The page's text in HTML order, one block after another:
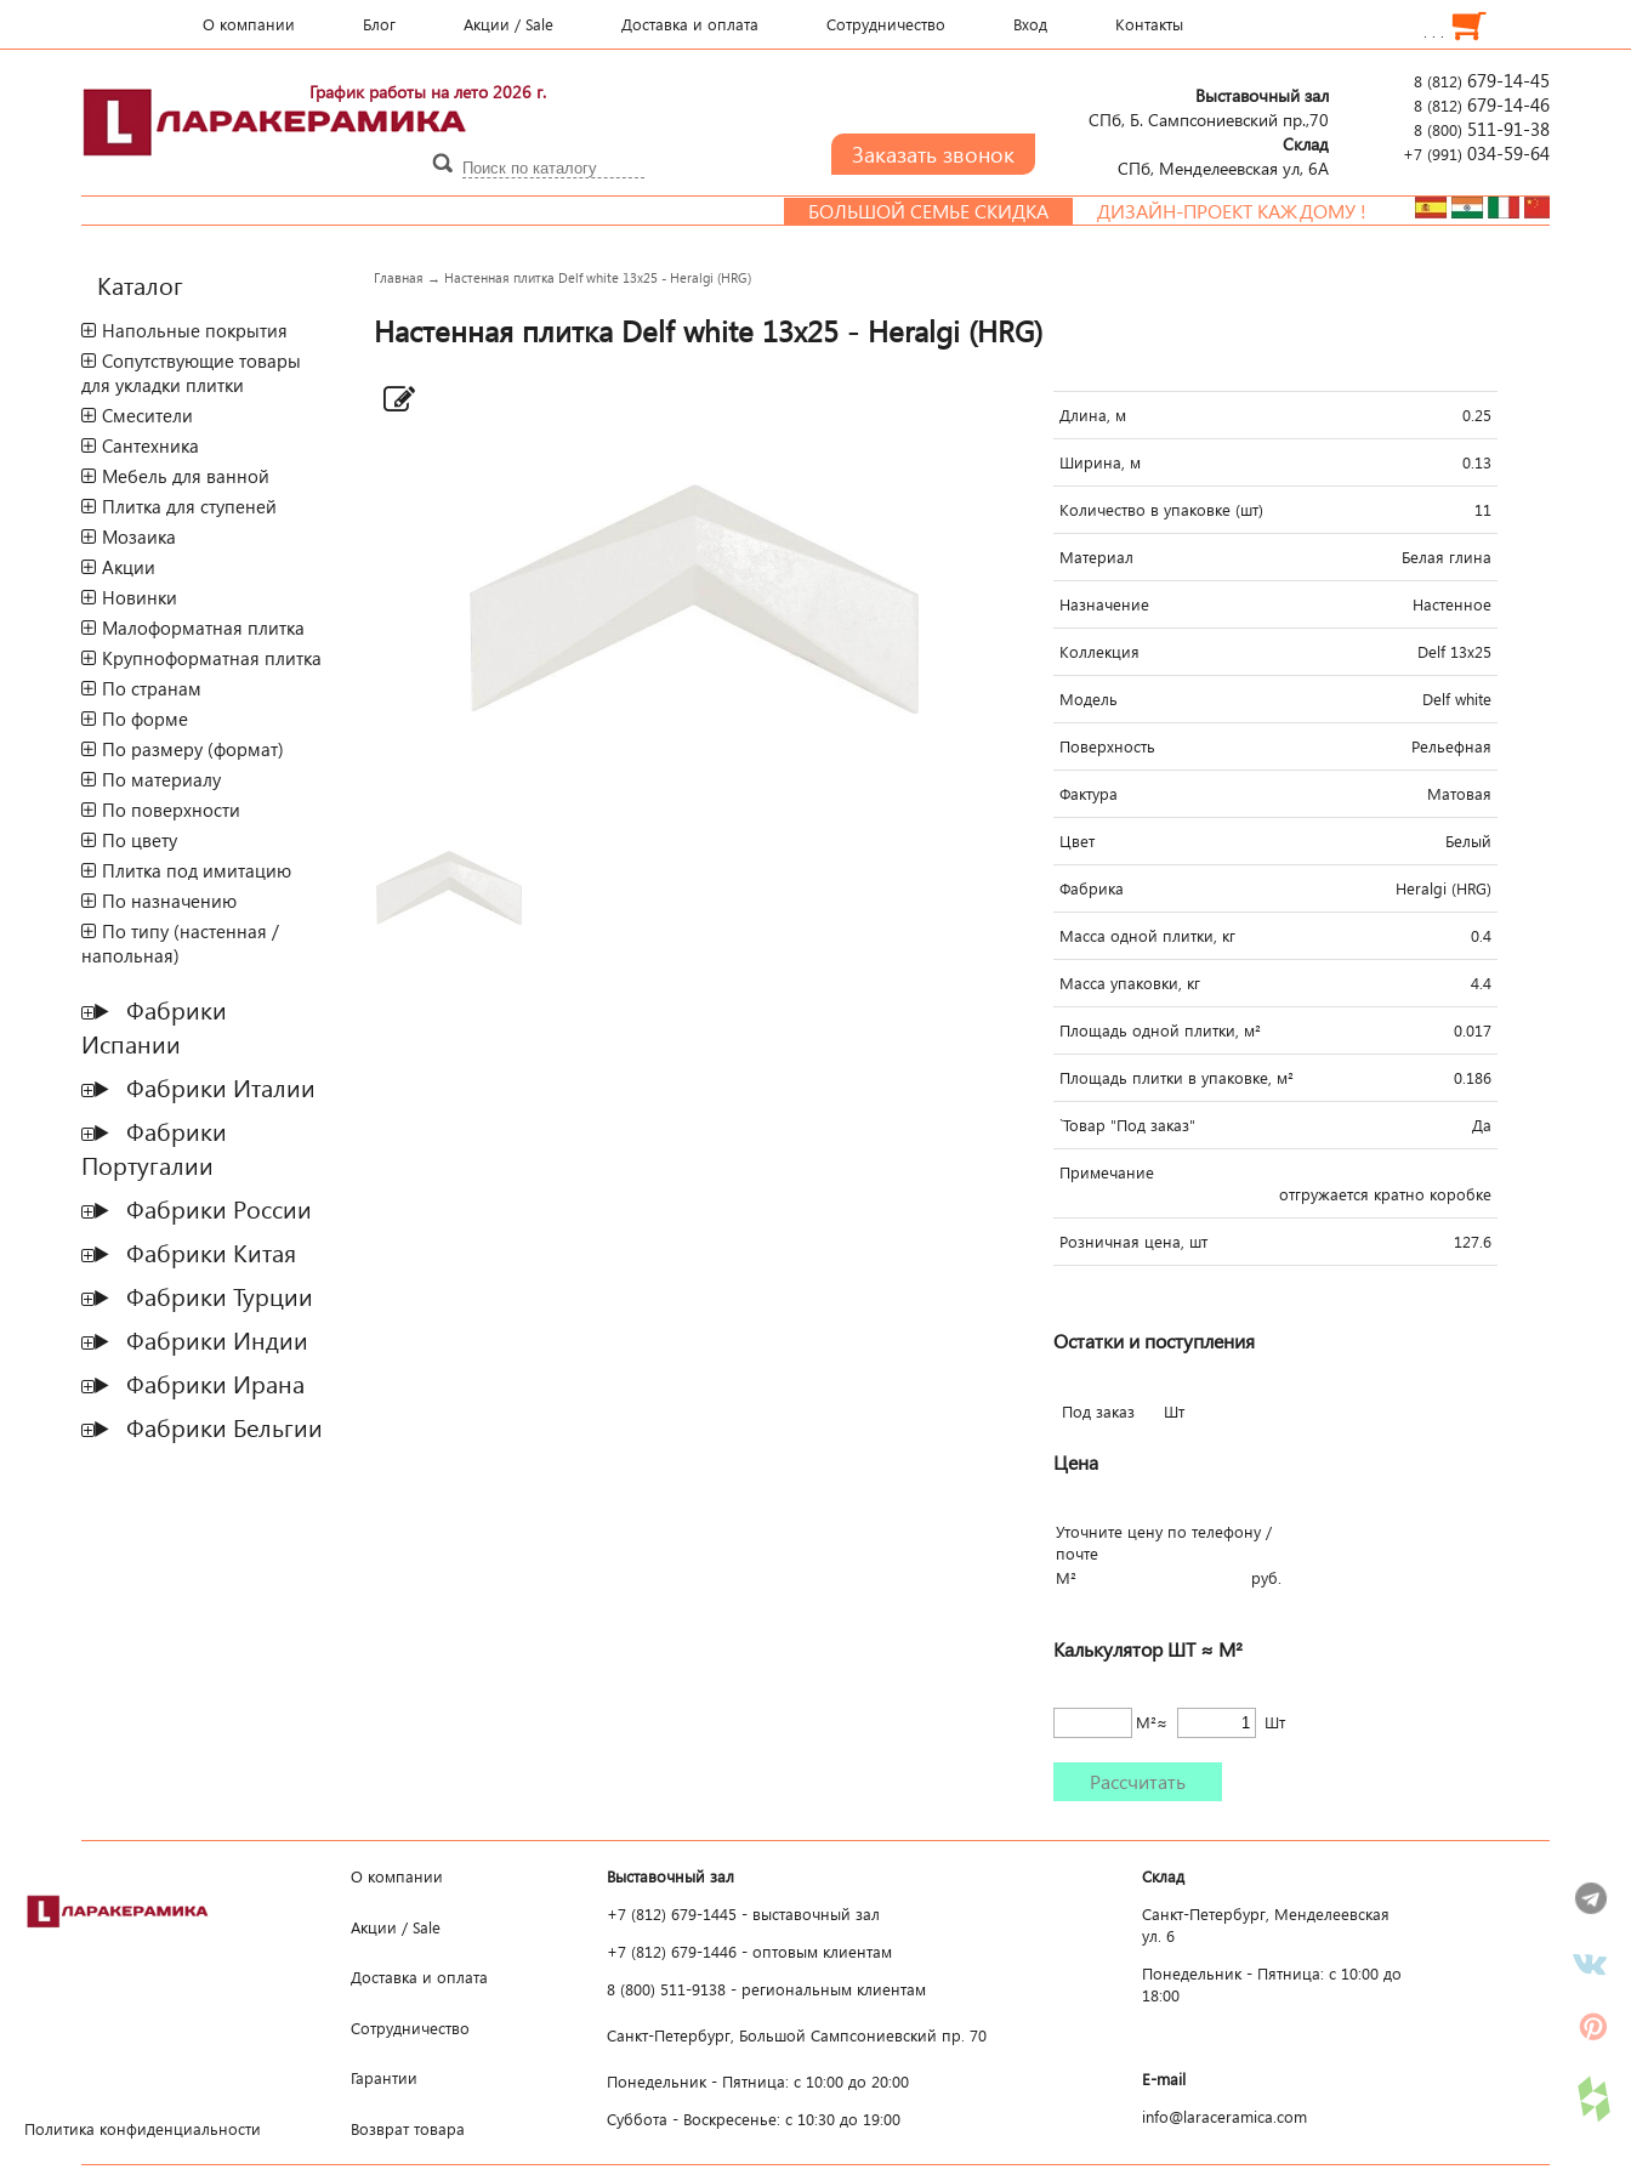
О компании Блог Акции / Sale Доставка и оплата Сотрудничество Вход Контакты . . .
График работы на лето 2026 г. 8 (812) 679-14-45
8 (812) 679-14-46
8 (800) 511-91-38
+7 (991) 034-59-64
Выставочный зал
СПб, Б. Сампсониевский пр.,70
Склад
СПб, Менделеевcкая ул, 6А
БОЛЬШОЙ СЕМЬЕ СКИДКА ДИЗАЙН-ПРОЕКТ КАЖДОМУ !
Каталог
Напольные покрытия
Сопутствующие товары
для укладки плитки
Смесители
Сантехника
Мебель для ванной
Плитка для ступеней
Мозаика
Акции
Новинки
Малоформатная плитка
Крупноформатная плитка
По странам
По форме
По размеру (формат)
По материалу
По поверхности
По цвету
Плитка под имитацию
По назначению
По типу (настенная /
напольная)
Фабрики
Испании
Фабрики Италии
Фабрики
Португалии
Фабрики России
Фабрики Китая
Фабрики Турции
Фабрики Индии
Фабрики Ирана
Фабрики Бельгии
Главная → Настенная плитка Delf white 13x25 - Heralgi (HRG)
Настенная плитка Delf white 13x25 - Heralgi (HRG)
Длина, м 0.25
Ширина, м 0.13
Количество в упаковке (шт) 11
Материал Белая глина
Назначение Настенное
Коллекция Delf 13x25
Модель Delf white
Поверхность Рельефная
Фактура Матовая
Цвет Белый
Фабрика Heralgi (HRG)
Масса одной плитки, кг 0.4
Масса упаковки, кг 4.4
Площадь одной плитки, м² 0.017
Площадь плитки в упаковке, м² 0.186
`Товар "Под заказ" Да
Примечание
отгружается кратно коробке
Розничная цена, шт 127.6
Остатки и поступления
Под заказ Шт
Цена
Уточните цену по телефону /
почте
М²
руб.
Калькулятор ШТ ≈ М²
М²≈ Шт
Рассчитать
Политика конфиденциальности
О компании
Акции / Sale
Доставка и оплата
Сотрудничество
Гарантии
Возврат товара
Выставочный зал
+7 (812) 679-1445 - выставочный зал
+7 (812) 679-1446 - оптовым клиентам
8 (800) 511-9138 - региональным клиентам
Санкт-Петербург, Большой Сампсониевский пр. 70
Понедельник - Пятница: с 10:00 до 20:00
Суббота - Воскресенье: с 10:30 до 19:00
Склад
Санкт-Петербург, Менделеевская
ул. 6
Понедельник - Пятница: c 10:00 до
18:00
E-mail
info@laraceramica.com